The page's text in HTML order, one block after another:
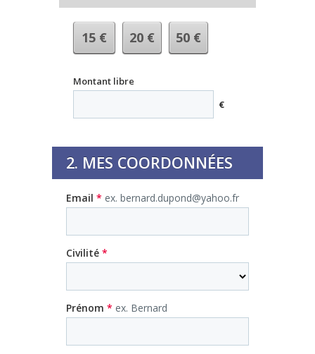
15 € 20 € 50 €
Montant libre
€
2. MES COORDONNÉES
Email * ex. bernard.dupond@yahoo.fr
Civilité *
Prénom * ex. Bernard